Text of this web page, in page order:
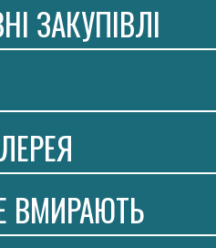
ЗАКУПІВЛІ
ВМИРАЮТЬ